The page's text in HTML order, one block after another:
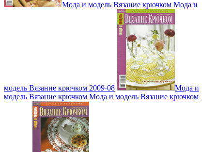
Мода и модель Вязание крючком Мода и
модель Вязание крючком 2009-08
Мода и
модель Вязание крючком Мода и модель Вязание крючком